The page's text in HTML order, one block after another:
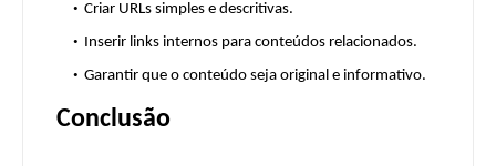
Criar URLs simples e descritivas.
Inserir links internos para conteúdos relacionados.
Garantir que o conteúdo seja original e informativo.
Conclusão